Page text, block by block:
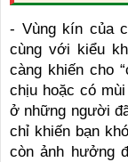
- Vùng kín của
cùng với kiểu
càng khiến cho
chịu hoặc có
ở những người
chỉ khiến bạn
còn ảnh hưởng